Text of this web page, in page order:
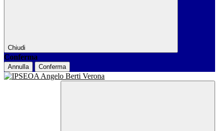
Chiudi
Conferma
Annulla Conferma